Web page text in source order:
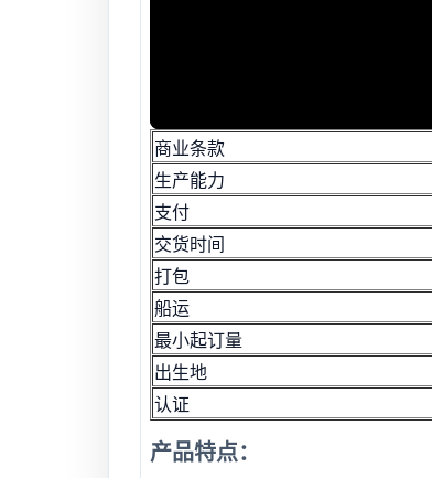
商业条款
生产能力
支付
交货时间
打包
船运
最小起订量
出生地
认证
产品特点：